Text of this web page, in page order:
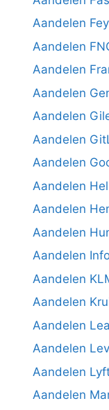
Aandelen
Aandelen
Aandelen
Aandelen
Aandelen
Aandelen
Aandelen
Aandelen
Aandelen
Aandelen
Aandelen
Aandelen
Aandelen
Aandelen
Aandelen
Aandelen
Aandelen